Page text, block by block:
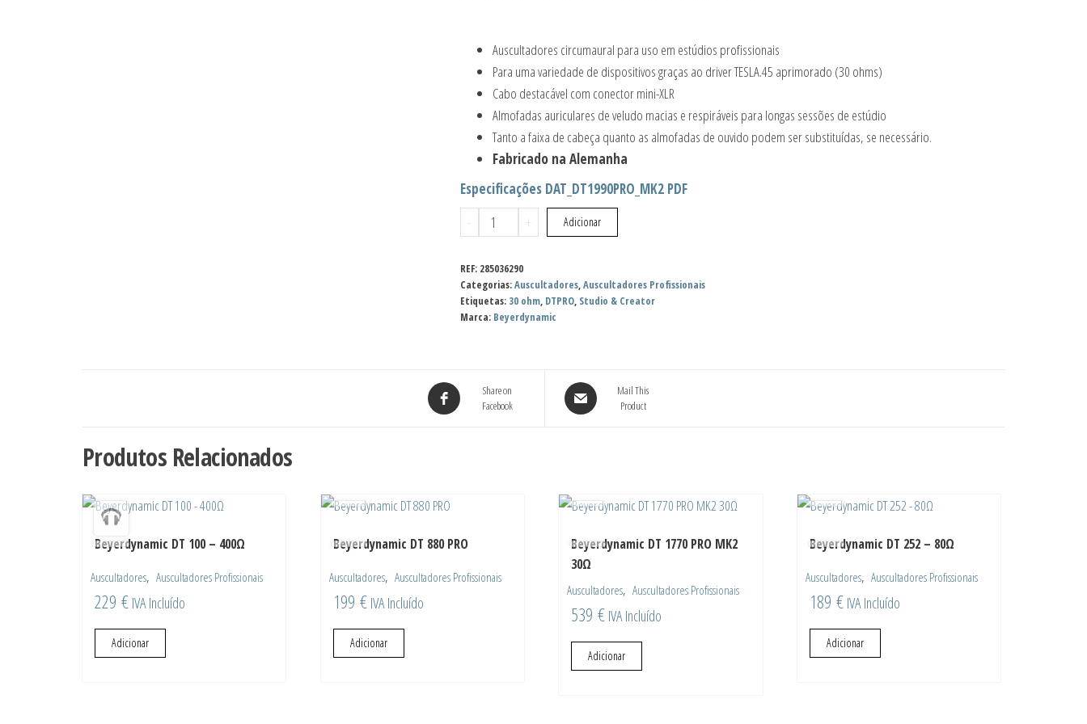
Auscultadores circumaural para uso em estúdios profissionais
Para uma variedade de dispositivos graças ao driver TESLA.45 aprimorado (30 ohms)
Cabo destacável com conector mini-XLR
Almofadas auriculares de veludo macias e respiráveis ​​para longas sessões de estúdio
Tanto a faixa de cabeça quanto as almofadas de ouvido podem ser substituídas, se necessário.
Fabricado na Alemanha
Especificações DAT_DT1990PRO_MK2 PDF
-
Quantidade
de
Beyerdynamic
DT
1990
PRO
+ Adicionar
REF: 285036290
Categorias:Auscultadores,Auscultadores Profissionais
Etiquetas: 30 ohm, DTPRO, Studio & Creator
Marca: Beyerdynamic
Share on
Facebook
Mail This
Product
Produtos Relacionados
Beyerdynamic DT 100 – 400Ω
Auscultadores, Auscultadores Profissionais
229 € IVA Incluído
Adicionar
Beyerdynamic DT 880 PRO
Auscultadores, Auscultadores Profissionais
199 € IVA Incluído
Adicionar
Beyerdynamic DT 1770 PRO MK2
30Ω
Auscultadores, Auscultadores Profissionais
539€ IVA Incluído
Adicionar
Beyerdynamic DT 252 – 80Ω
Auscultadores, Auscultadores Profissionais
189€ IVA Incluído
Adicionar